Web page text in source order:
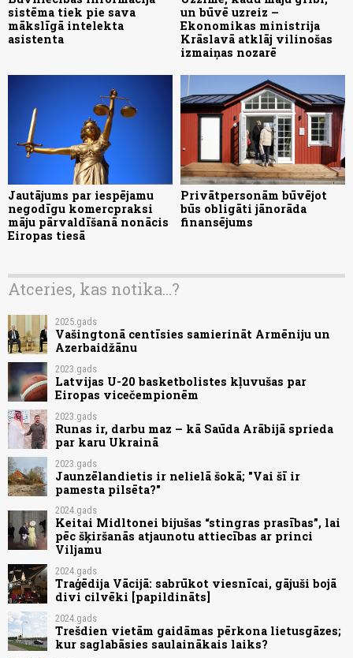
sistēma tiek pie sava
mākslīgā intelekta
asistenta
un būvē uzreiz –
Ekonomikas ministrija
Krāslavā atklāj vilinošas
izmaiņas nozarē
Jautājums par iespējamu
negodīgu komercpraksi
māju pārvaldīšanā nonācis
Eiropas tiesā
Privātpersonām būvējot
būs obligāti jānorāda
finansējums
Atceries, kas notika...?
2025.gads
Vašingtonā centīsies samierināt Armēniju un
Azerbaidžānu
2023.gads
Latvijas U-20 basketbolistes kļuvušas par
Eiropas vicečempionēm
2023.gads
Runas ir, darbu maz – kā Saūda Arābijā sprieda
par karu Ukrainā
2023.gads
Jaunzēlandietis ir nelielā šokā; "Vai šī ir
pamesta pilsēta?"
2024.gads
Keitai Midltonei bijušas “stingras prasības”, lai
pēc šķiršanās atjaunotu attiecības ar princi
Viljamu
2024.gads
Traģēdija Vācijā: sabrūkot viesnīcai, gājuši bojā
divi cilvēki [papildināts]
2024.gads
Trešdien vietām gaidāmas pērkona lietusgāzes;
kur saglabāsies saulainākais laiks?